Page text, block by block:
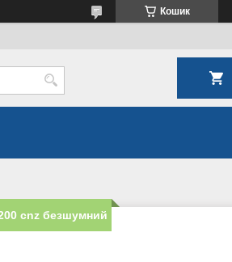
Кошик
cnz безшумний